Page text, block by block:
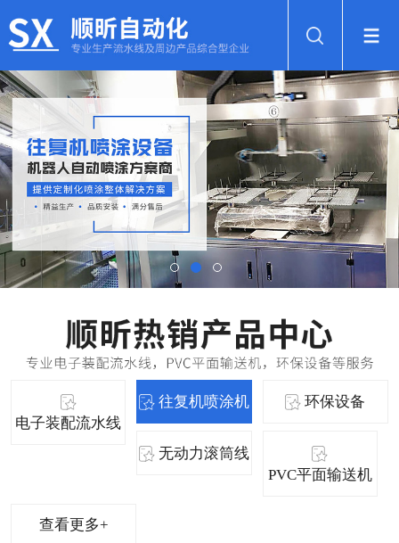
电子装配流水线
往复机喷涂机 环保设备
无动力滚筒线
PVC平面输送机
查看更多+